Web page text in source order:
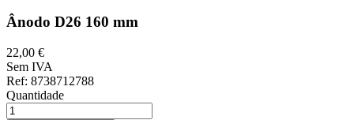
Ânodo D26 160 mm
22,00 €
Sem IVA
Ref: 8738712788
Quantidade